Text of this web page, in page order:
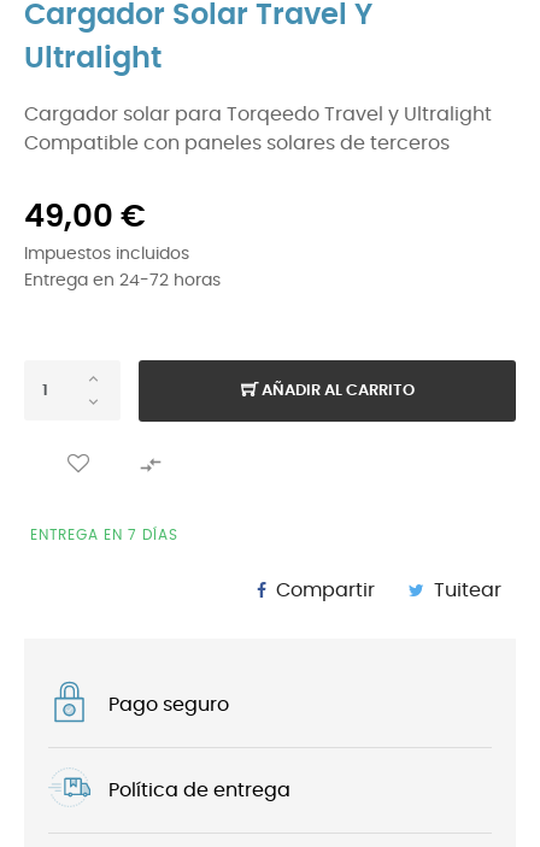
Cargador Solar Travel Y
Ultralight
Cargador solar para Torqeedo Travel y Ultralight
Compatible con paneles solares de terceros
49,00 €
Impuestos incluidos
Entrega en 24-72 horas
AÑADIR AL CARRITO

ENTREGA EN 7 DÍAS
Compartir Tuitear
Pago seguro
Política de entrega